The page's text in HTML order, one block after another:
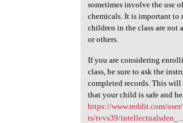
sometimes involve the use
chemicals. It is important to
children in the class are not
or others.
If you are considering
class, be sure to ask the
completed records. This will
that your child is safe and
https://www.reddit.com/
ts/tvvs39/intellectualsden_...